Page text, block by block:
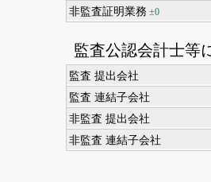
非監査証明業務±0
監査公認会計士等
監査 提出会社
監査 連結子会社
非監査 提出会社
非監査 連結子会社